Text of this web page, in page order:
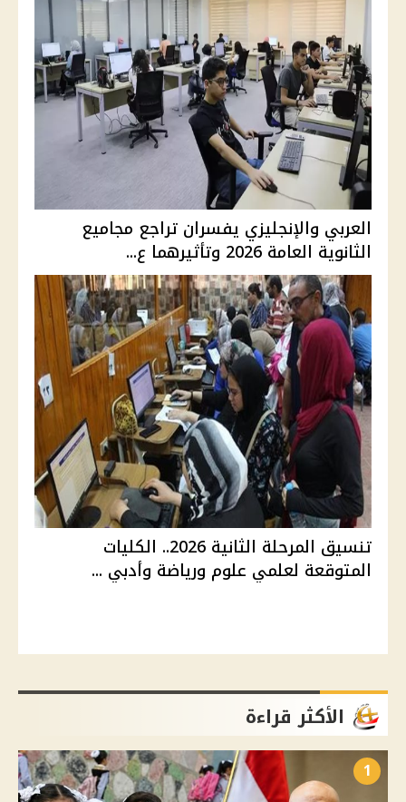
العربي والإنجليزي يفسران تراجع مجاميع
الثانوية العامة 2026 وتأثيرهما ع...
تنسيق المرحلة الثانية 2026.. الكليات
المتوقعة لعلمي علوم ورياضة وأدبي ...
الأكثر قراءة
1